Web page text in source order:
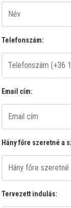
Telefonszám:
Email cím:
Hány főre szeretné a
Tervezett indulás: